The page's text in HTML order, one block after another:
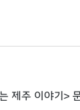
제주 이야기>